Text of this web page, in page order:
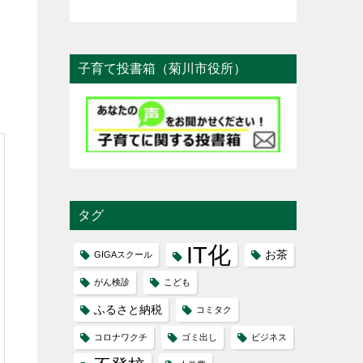
子育て投書箱（菊川市役所）
タグ
GIGAスクール IT化 お茶
がん検診 こども
ふるさと納税 コミタク
コロナワクチ ゴミ出し ビジネス